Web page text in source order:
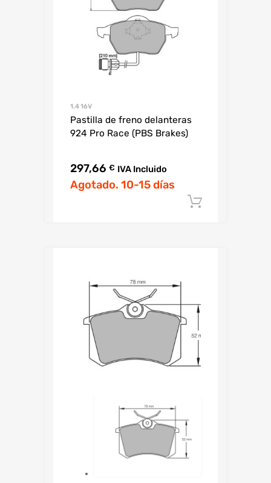
1.4 16V
Pastilla de freno delanteras
924 Pro Race (PBS Brakes)
297,66 € IVA Incluido
Agotado. 10-15 días